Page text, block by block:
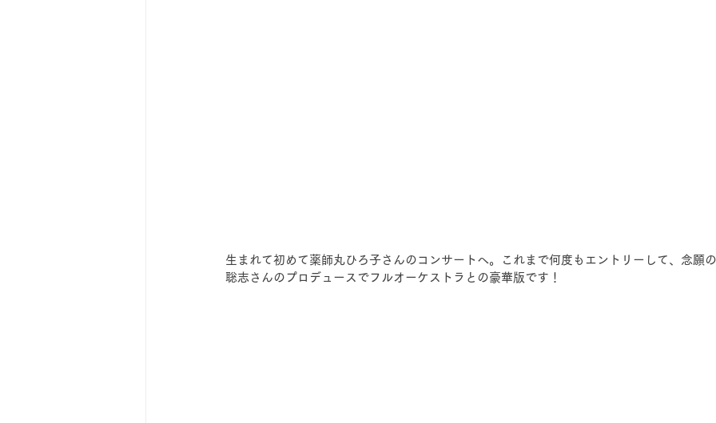
生まれて初めて薬師丸ひろ子さんのコンサートへ。これまで何度もエントリーして、念願
聡志さんのプロデュースでフルオーケストラとの豪華版です！